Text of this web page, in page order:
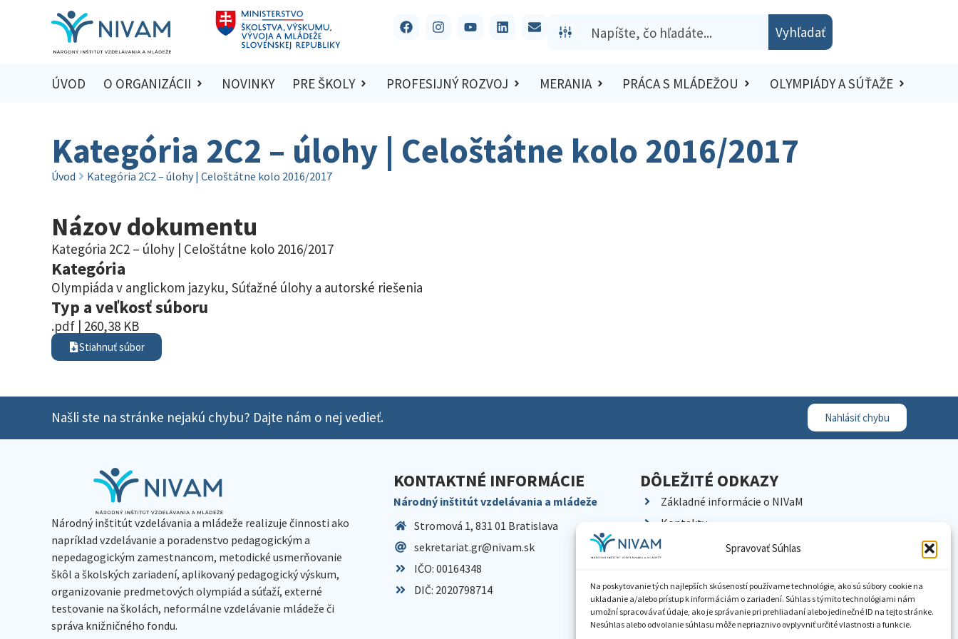
Spravovať Súhlas
Na poskytovanie tých najlepších skúseností používame technológie, ako sú súbory cookie na
ukladanie a/alebo prístup k informáciám o zariadení. Súhlas s týmito technológiami nám
umožní spracovávať údaje, ako je správanie pri prehliadaní alebo jedinečné ID na tejto stránke.
Nesúhlas alebo odvolanie súhlasu môže nepriaznivo ovplyvniť určité vlastnosti a funkcie.
Vyhľadať
ÚVOD O ORGANIZÁCII NOVINKY PRE ŠKOLY PROFESIJNÝ ROZVOJ MERANIA PRÁCA S MLÁDEŽOU OLYMPIÁDY A SÚŤAŽE
Kategória 2C2 – úlohy | Celoštátne kolo 2016/2017
Úvod Kategória 2C2 – úlohy | Celoštátne kolo 2016/2017
Názov dokumentu
Kategória 2C2 – úlohy | Celoštátne kolo 2016/2017
Kategória
Olympiáda v anglickom jazyku, Súťažné úlohy a autorské riešenia
Typ a veľkosť súboru
.pdf | 260,38 KB
Stiahnuť súbor
Našli ste na stránke nejakú chybu? Dajte nám o nej vedieť. Nahlásiť chybu
Národný inštitút vzdelávania a mládeže realizuje činnosti ako
napríklad vzdelávanie a poradenstvo pedagogickým a
nepedagogickým zamestnancom, metodické usmerňovanie
škôl a školských zariadení, aplikovaný pedagogický výskum,
organizovanie predmetových olympiád a súťaží, externé
testovanie na školách, neformálne vzdelávanie mládeže či
správa knižničného fondu.
KONTAKTNÉ INFORMÁCIE
Národný inštitút vzdelávania a mládeže
Stromová 1, 831 01 Bratislava
sekretariat.gr@nivam.sk
IČO: 00164348
DIČ: 2020798714
DÔLEŽITÉ ODKAZY
Základné informácie o NIVaM
Kontakty
Kariéra
Pracoviská NIVaM
Dokumenty inštitúcie
Knižnica